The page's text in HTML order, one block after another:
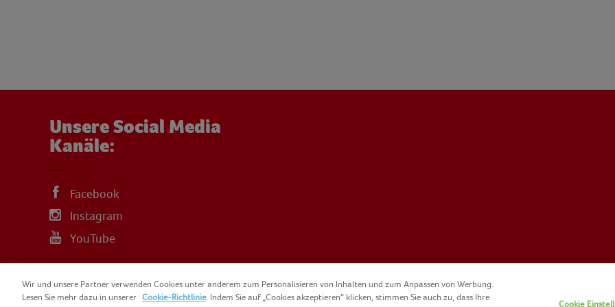
Unsere Social Media
Kanäle:
Facebook
Instagram
YouTube
Wir und unsere Partner verwenden Cookies unter anderem zum Personalisieren von Inhalten und zum Anpassen von Werbung.
Lesen Sie mehr dazu in unserer Cookie-Richtlinie. Indem Sie auf „Cookies akzeptieren“ klicken, stimmen Sie auch zu, dass Ihre
Cookie